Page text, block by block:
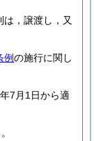
，譲渡し，又
例の施行に関し
7月1日から適